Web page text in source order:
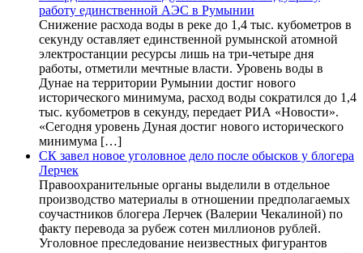
работу единственной АЭС в Румынии
Снижение расхода воды в реке до 1,4 тыс. кубометров в
секунду оставляет единственной румынской атомной
электростанции ресурсы лишь на три-четыре дня
работы, отметили мечтные власти. Уровень воды в
Дунае на территории Румынии достиг нового
исторического минимума, расход воды сократился до 1,4
тыс. кубометров в секунду, передает РИА «Новости».
«Сегодня уровень Дуная достиг нового исторического
минимума […]
СК завел новое уголовное дело после обысков у блогера
Лерчек
Правоохранительные органы выделили в отдельное
производство материалы в отношении предполагаемых
соучастников блогера Лерчек (Валерии Чекалиной) по
факту перевода за рубеж сотен миллионов рублей.
Уголовное преследование неизвестных фигурантов